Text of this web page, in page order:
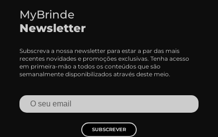
MyBrinde
Newsletter
Subscreva a nossa newsletter para estar a par das mais
recentes novidades e promoções exclusivas. Tenha acesso
em primeira-mão a todos os conteúdos que são
semanalmente disponibilizados através deste meio.
SUBSCREVER